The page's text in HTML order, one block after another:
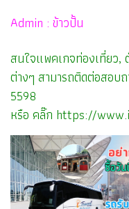
Admin : ข้าวปั้น
สนใจแพคเกจท่องเที่ยว,
ต่างๆ สามารถติดต่อสอ
5598
หรือ คลิ๊ก https://